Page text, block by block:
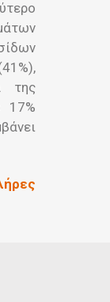
της
17%